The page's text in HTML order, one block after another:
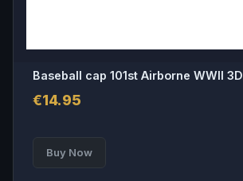
Baseball cap 101st Airborne WWII 3D
€14.95
Buy Now